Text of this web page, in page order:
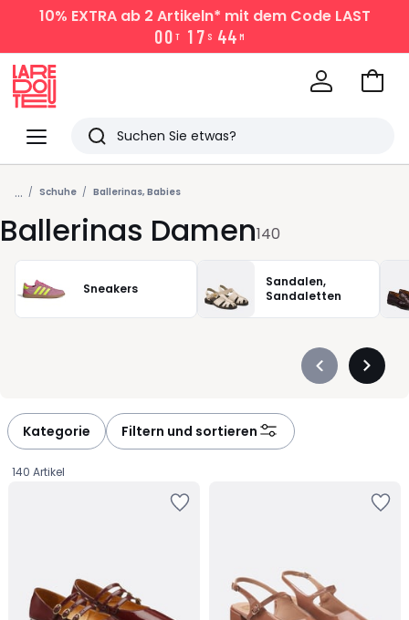
10% EXTRAab 2 Artikeln* mit dem Code LAST
00 T 1 7 S 44 M
Menü
Redoute
Suchen
Zuletzt
angesehen
Artikel
Zum
... Schuhe Ballerinas, Babies
Ballerinas Damen140
Sneakers
Sandalen,
Sandaletten
Précédent
Kategorie Filtern und sortieren
140 Artikel